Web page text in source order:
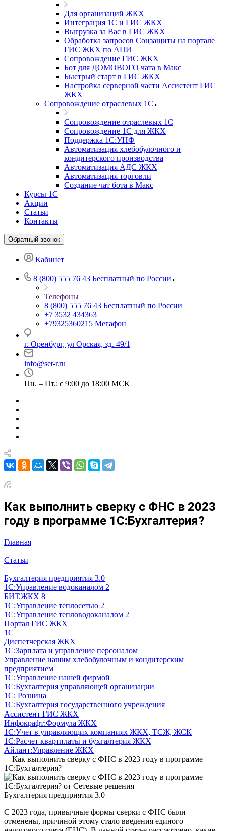
Для организаций ЖКХ
Интеграция 1С и ГИС ЖКХ
Выгрузка за Вас в ГИС ЖКХ
Обработка запросов Соцзащиты на портале
ГИС ЖКХ по АПИ
Сопровождение ГИС ЖКХ
Бот для ДОМОВОГО чата в Макс
Быстрый старт в ГИС ЖКХ
Настройка серверной части Ассистент ГИС
ЖКХ
Сопровождение отраслевых 1С
Сопровождение отраслевых 1С
Сопровождение 1С для ЖКХ
Поддержка 1С:УНФ
Автоматизация хлебобулочного и
кондитерского производства
Автоматизация АДС ЖКХ
Автоматизация торговли
Создание чат бота в Макс
Курсы 1С
Акции
Статьи
Контакты
Обратный звонок
Кабинет
8 (800) 555 76 43 Бесплатный по России
Телефоны
8 (800) 555 76 43 Бесплатный по России
+7 3532 434363
+79325360215 Мегафон
г. Оренбург, ул Орская, зд. 49/1
info@set-r.ru
Пн. – Пт.: с 9:00 до 18:00 МСК
Как выполнить сверку с ФНС в 2023
году в программе 1С:Бухгалтерия?
Главная
—
Статьи
—
Бухгалтерия предприятия 3.0
1С:Управление водоканалом 2
БИТ.ЖКХ 8
1С:Управление теплосетью 2
1С:Управление тепловодоканалом 2
Портал ГИС ЖКХ
1С
Диспетчерская ЖКХ
1С:Зарплата и управление персоналом
Управление нашим хлебобулочным и кондитерским
предприятием
1С:Управление нашей фирмой
1С:Бухгалтерия управляющей организации
1С: Розница
1С:Бухгалтерия государственного учреждения
Ассистент ГИС ЖКХ
Инфокрафт:Формула ЖКХ
1С:Учет в управляющих компаниях ЖКХ, ТСЖ, ЖСК
1С:Расчет квартплаты и бухгалтерия ЖКХ
Айлант:Управление ЖКХ
—Как выполнить сверку с ФНС в 2023 году в программе
1С:Бухгалтерия?
Бухгалтерия предприятия 3.0
С 2023 года, привычные формы сверки с ФНС были
отменены, причиной этому стало введения единого